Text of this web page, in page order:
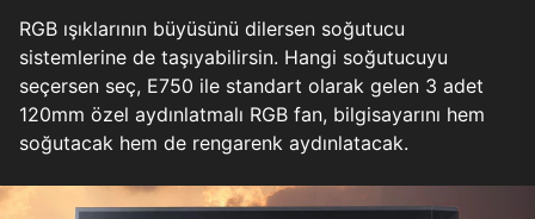
RGB ışıklarının büyüsünü dilersen soğutucu
sistemlerine de taşıyabilirsin. Hangi soğutucuyu
seçersen seç, E750 ile standart olarak gelen 3 adet
120mm özel aydınlatmalı RGB fan, bilgisayarını hem
soğutacak hem de rengarenk aydınlatacak.